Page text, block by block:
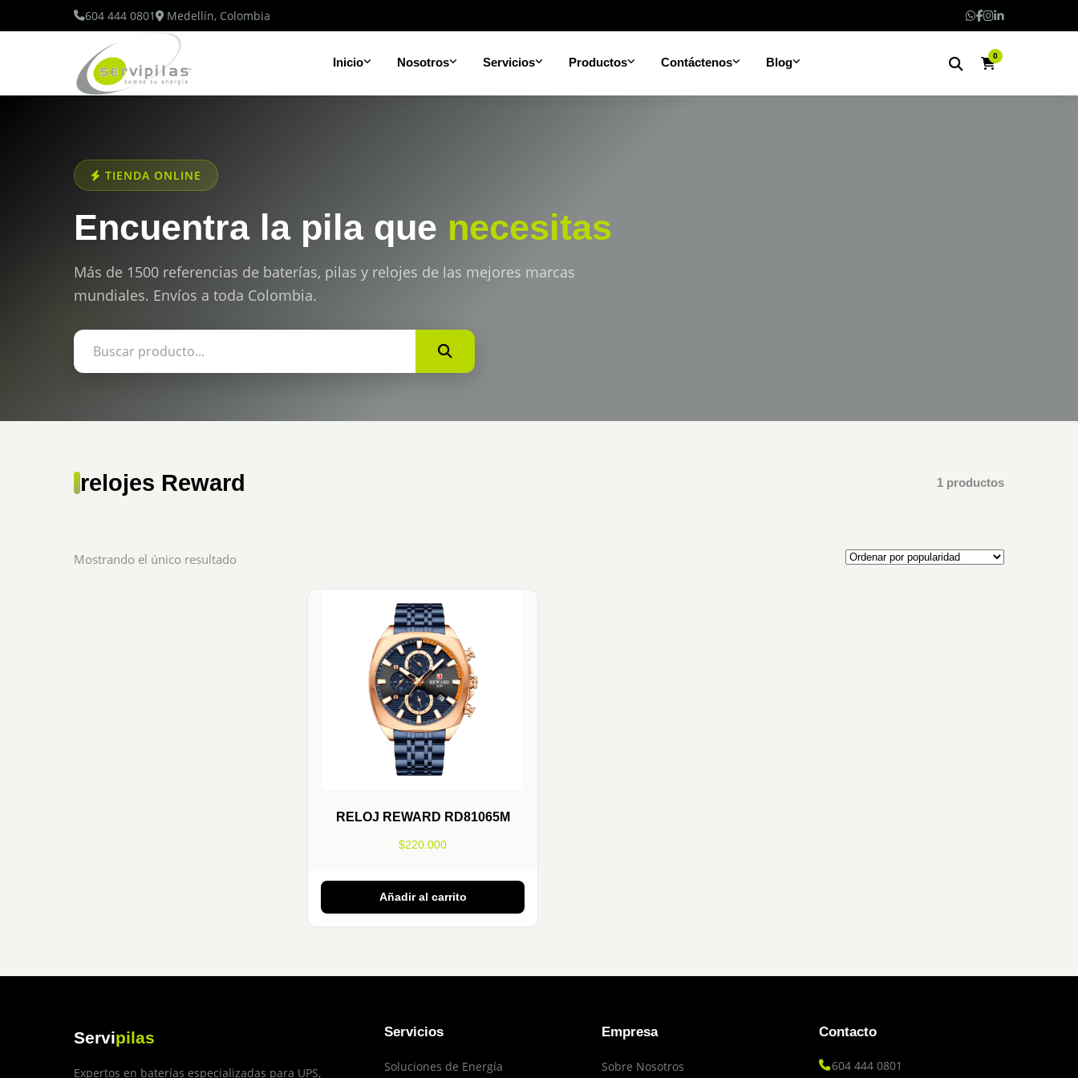
604 444 0801 Medellín, Colombia
Inicio Nosotros Servicios Productos Contáctenos Blog 0
TIENDA ONLINE
Encuentra la pila que necesitas
Más de 1500 referencias de baterías, pilas y relojes de las mejores marcas
mundiales. Envíos a toda Colombia.
relojes Reward 1 productos
Mostrando el único resultado
RELOJ REWARD RD81065M
$220.000
Añadir al carrito
Servipilas
Expertos en baterías especializadas para UPS,
Servicios
Soluciones de Energía
Empresa
Sobre Nosotros
Contacto
604 444 0801